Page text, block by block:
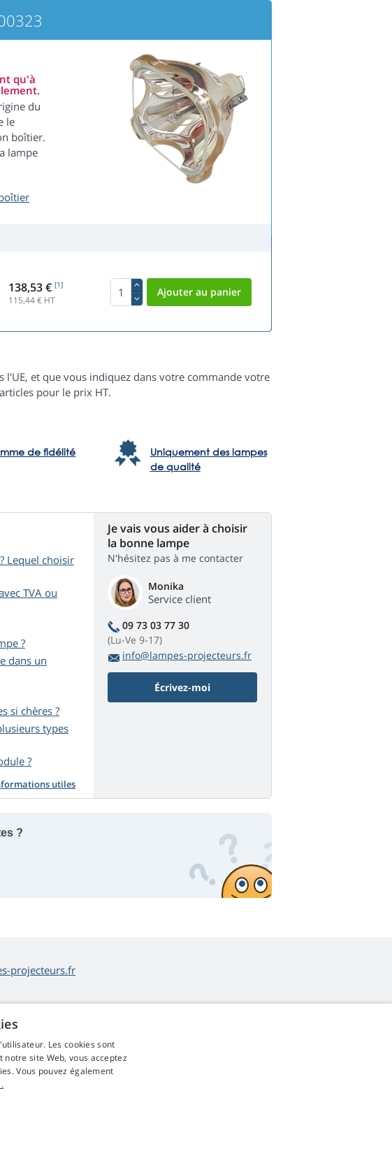
qu'à
du
le
boîtier.
lampe
138,53 € [1]
115,44€ HT
l'UE, et que vous indiquez dans votre commande votre
pour le prix HT.
de fidélité
Uniquement des lampes
de qualité
Lequel choisir
TVA ou
?
dans un
si chères ?
types
?
utiles
Je vais vous aider à choisir
la bonne lampe
N'hésitez pas à me contacter
Monika
Service client
09 73 03 77 30
(Lu-Ve 9-17)
info@lampes-projecteurs.fr
Écrivez-moi
?
projecteurs.fr
Les cookies sont
site Web, vous acceptez
Vous pouvez également